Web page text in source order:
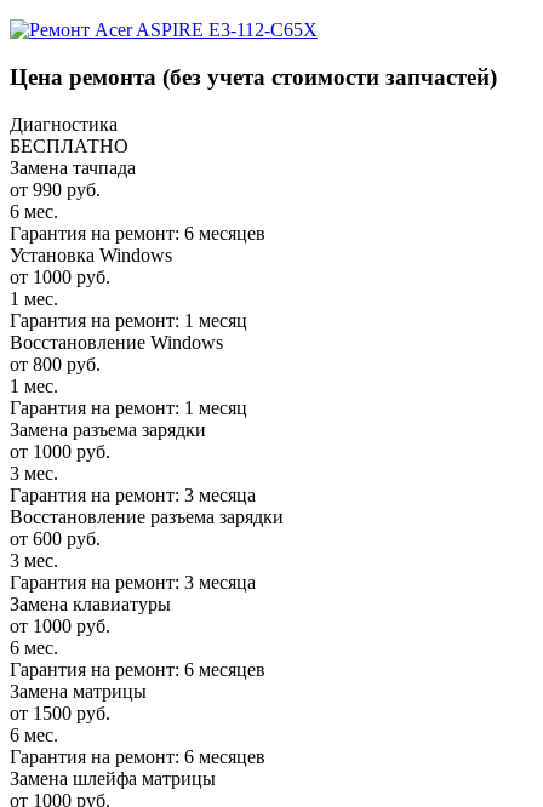
Цена ремонта (без учета стоимости запчастей)
Диагностика
БЕСПЛАТНО
Замена тачпада
от 990 руб.
6 мес.
Гарантия на ремонт: 6 месяцев
Установка Windows
от 1000 руб.
1 мес.
Гарантия на ремонт: 1 месяц
Восстановление Windows
от 800 руб.
1 мес.
Гарантия на ремонт: 1 месяц
Замена разъема зарядки
от 1000 руб.
3 мес.
Гарантия на ремонт: 3 месяца
Восстановление разъема зарядки
от 600 руб.
3 мес.
Гарантия на ремонт: 3 месяца
Замена клавиатуры
от 1000 руб.
6 мес.
Гарантия на ремонт: 6 месяцев
Замена матрицы
от 1500 руб.
6 мес.
Гарантия на ремонт: 6 месяцев
Замена шлейфа матрицы
от 1000 руб.